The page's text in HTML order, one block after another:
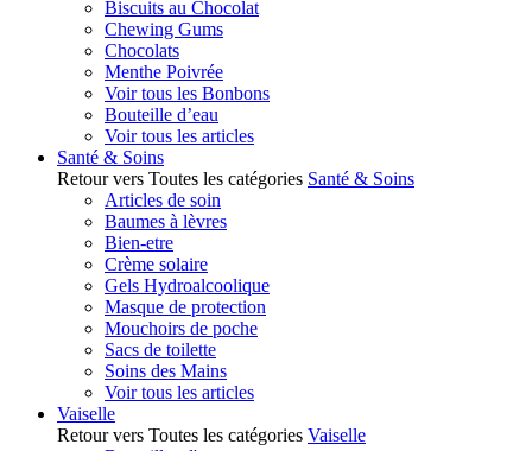
Biscuits au Chocolat
Chewing Gums
Chocolats
Menthe Poivrée
Voir tous les Bonbons
Bouteille d’eau
Voir tous les articles
Santé & Soins
Retour vers Toutes les catégories Santé & Soins
Articles de soin
Baumes à lèvres
Bien-etre
Crème solaire
Gels Hydroalcoolique
Masque de protection
Mouchoirs de poche
Sacs de toilette
Soins des Mains
Voir tous les articles
Vaiselle
Retour vers Toutes les catégories Vaiselle